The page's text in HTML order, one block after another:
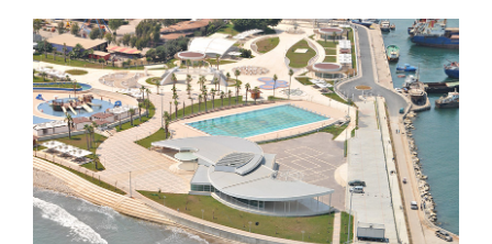
Büyük
Resmi
Görüntüle